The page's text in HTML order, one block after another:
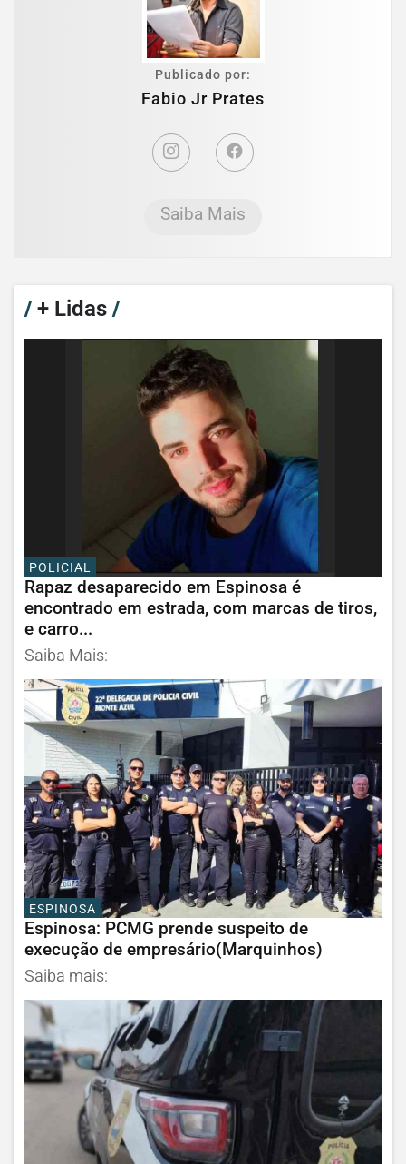
Publicado por:
Fabio Jr Prates
Saiba Mais
/+ Lidas /
POLICIAL
Rapaz desaparecido em Espinosa é
encontrado em estrada, com marcas de tiros,
e carro...
Saiba Mais:
ESPINOSA
Espinosa: PCMG prende suspeito de
execução de empresário(Marquinhos)
Saiba mais: